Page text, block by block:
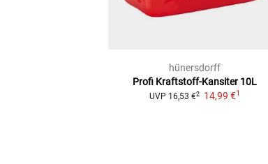
hünersdorff
Profi Kraftstoff-Kansiter 10L
UVP 16,53 €2 14,99 €1